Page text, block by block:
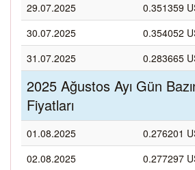
29.07.2025
0.351359
30.07.2025
0.354052
31.07.2025
0.283665
2025 Ağustos Ayı Gün
Fiyatları
01.08.2025
0.276201
02.08.2025
0.277297